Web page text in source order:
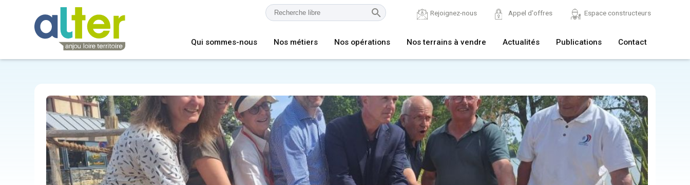
Rejoignez-nous Appel d'offres Espace constructeurs
Qui sommes-nous Nos métiers Nos opérations Nos terrains à vendre Actualités Publications Contact